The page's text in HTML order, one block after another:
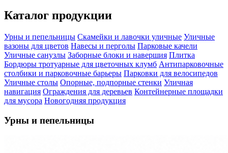
Каталог продукции
Урны и пепельницы Скамейки и лавочки уличные Уличные
вазоны для цветов Навесы и перголы Парковые качели
Уличные санузлы Заборные блоки и навершия Плитка
Бордюры тротуарные для цветочных клумб Антипарковочные
столбики и парковочные барьеры Парковки для велосипедов
Уличные столы Опорные, подпорные стенки Уличная
навигация Ограждения для деревьев Контейнерные площадки
для мусора Новогодняя продукция
Урны и пепельницы